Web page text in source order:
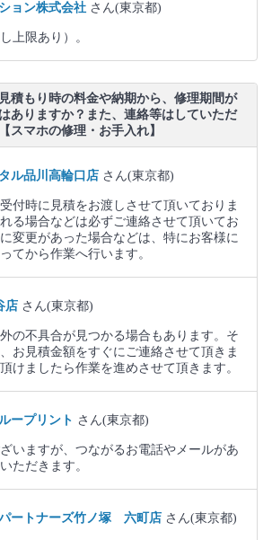
ョン株式会社 さん(東京都)
上限あり）。
積もり時の料金や納期から、修理期間が
ありますか？また、連絡等はしていただ
スマホの修理・お手入れ】
ル品川高輪口店 さん(東京都)
付時に見積をお渡しさせて頂いておりま
る場合などは必ずご連絡させて頂いてお
変更があった場合などは、特にお客様に
てから作業へ行います。
店 さん(東京都)
の不具合が見つかる場合もあります。そ
お見積金額をすぐにご連絡させて頂きま
けましたら作業を進めさせて頂きます。
ープリント さん(東京都)
いますが、つながるお電話やメールがあ
ただきます。
ートナーズ竹ノ塚 六町店 さん(東京都)